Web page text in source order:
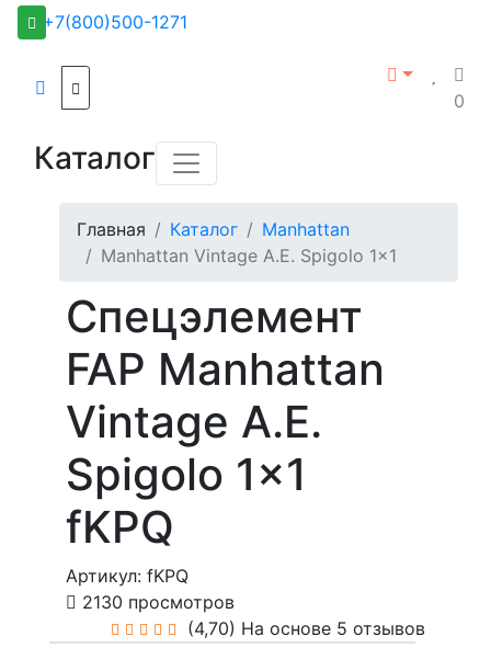
+7(800)500-1271
0
Каталог
Главная Каталог
Manhattan
Manhattan Vintage A.E. Spigolo 1x1
Спецэлемент
FAP Manhattan
Vintage A.E.
Spigolo 1x1
fKPQ
Артикул: fKPQ
2130 просмотров
(4,70) На основе 5 отзывов